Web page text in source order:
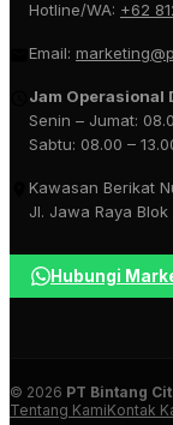
Hotline/WA: +62
Email:
Jam Operasional
Senin – Jumat:
Sabtu: 08.00 –
Kawasan Berikat
Jl. Jawa Raya Blok
Hubungi
© 2026 PT Bintang
Tentang KamiKontak